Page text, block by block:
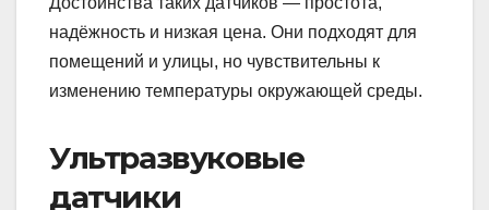
надёжность и низкая цена. Они подходят для
помещений и улицы, но чувствительны к
изменению температуры окружающей среды.
Ультразвуковые
датчики